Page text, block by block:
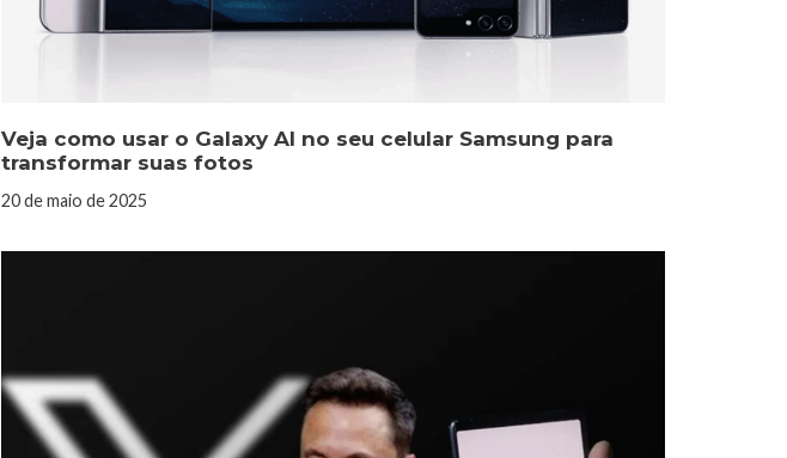
Veja como usar o Galaxy AI no seu celular Samsung para
transformar suas fotos
20 de maio de 2025